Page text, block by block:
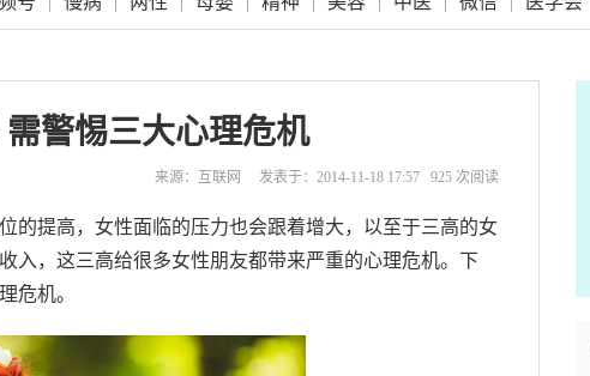
警惕三大心理危机
来源：互联网 发表于：2014-11-18 17:57 925 次阅读
的提高，女性面临的压力也会跟着增大，以至于三高的女
入，这三高给很多女性朋友都带来严重的心理危机。下
危机。